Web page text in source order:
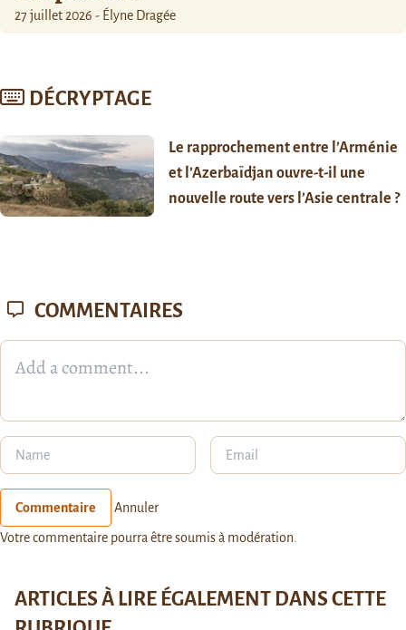
27 juillet 2026 - Élyne Dragée
DÉCRYPTAGE
Le rapprochement entre l’Arménie
et l’Azerbaïdjan ouvre-t-il une
nouvelle route vers l’Asie centrale ?
COMMENTAIRES
Commentaire Annuler
Votre commentaire pourra être soumis à modération.
ARTICLES À LIRE ÉGALEMENT DANS CETTE